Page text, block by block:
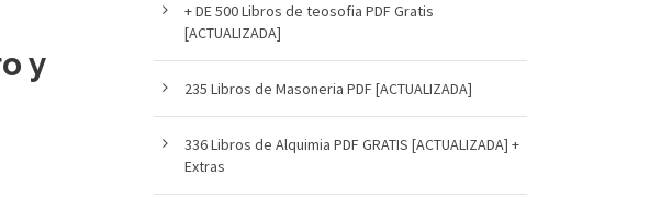
y
+ DE 500 Libros de teosofia PDF Gratis
[ACTUALIZADA]
235 Libros de Masoneria PDF [ACTUALIZADA]
336 Libros de Alquimia PDF GRATIS [ACTUALIZADA] +
Extras